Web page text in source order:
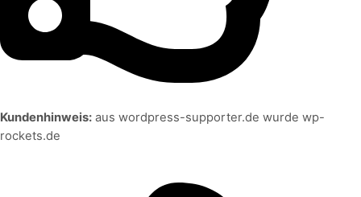
Kundenhinweis: aus wordpress-supporter.de wurde wp-
rockets.de